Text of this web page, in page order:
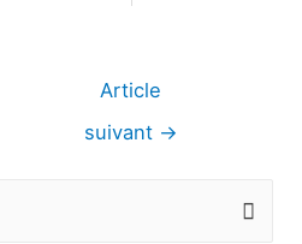
Article
suivant →